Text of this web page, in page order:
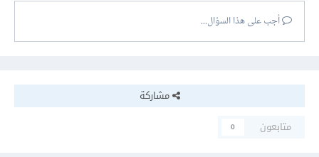
أجب على هذا السؤال...
مشاركة
متابعون
0